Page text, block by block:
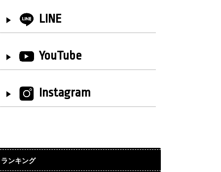
LINE
YouTube
Instagram
ランキング